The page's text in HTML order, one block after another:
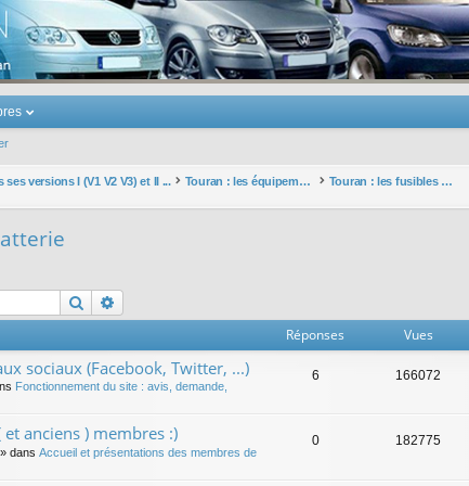
Touran
versions I (V1 V2 V3) et II ... Touran : les équipements électriques et électroniques Touran : les fusibles et la batterie
Rechercher
Réponses Vues
sociaux (Facebook, Twitter, ...)
Fonctionnement du site : avis, demande,
6 166072
anciens ) membres :)
» dans Accueil et présentations des membres de
0 182775